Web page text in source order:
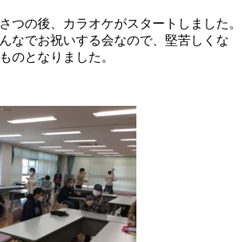
つの後、カラオケがスタートしました。
なでお祝いする会なので、堅苦しくな
のとなりました。